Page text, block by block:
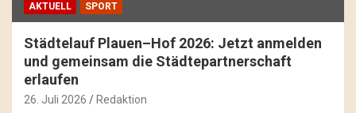
AKTUELL SPORT
Städtelauf Plauen–Hof 2026: Jetzt anmelden
und gemeinsam die Städtepartnerschaft
erlaufen
26. Juli 2026 Redaktion